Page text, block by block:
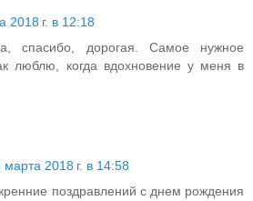
2018 г. в 12:18
спасибо, дорогая. Самое нужное
люблю, когда вдохновение у меня в
марта 2018 г. в 14:58
поздравлений с днем рождения